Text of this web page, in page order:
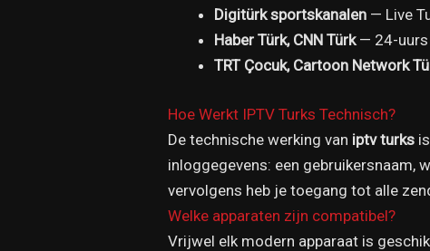
Digitürk sportskanalen — Live
Haber Türk, CNN Türk— 24-uurs
TRT Çocuk, Cartoon Network
Hoe Werkt IPTV Turks Technisch?
De technische werking van iptv turks
inloggegevens: een gebruikersnaam,
vervolgens heb je toegang tot alle
Welke apparaten zijn compatibel?
Vrijwel elk modern apparaat is